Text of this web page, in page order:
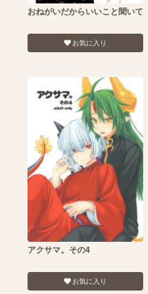
おねがいだからいいこと聞いて
お気に入り
アクサマ。その4
お気に入り